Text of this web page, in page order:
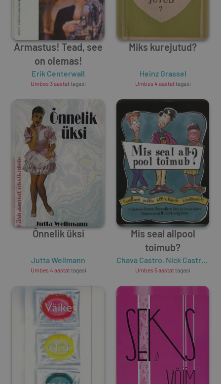
Armastus! Tead, see
on olemas!
Erik Centerwall
Umbes 3 aastattagasi
Miks kurejutud?
Heinz Grassel
Umbes 4 aastattagasi
Õnnelik üksi
Jutta Wellmann
Umbes 4 aastattagasi
Mis seal allpool
toimub?
Chava Castro, Nick Castro ,
Umbes 5 aastattagasi